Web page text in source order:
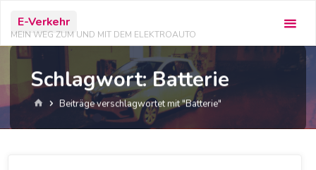
Inhalt
springen
E-Verkehr
MEIN WEG ZUM UND MIT DEM ELEKTROAUTO
Schlagwort:Batterie
StartBeiträge verschlagwortet mit "Batterie"